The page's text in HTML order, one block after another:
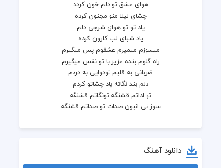
هوای عشق تو دلم خون کرده
چشای لیلا منو مجنون کرده
یاد تو تو هوای شرجی دلم
یاد شبای لب کارون کرده
میسوزم میمیرم عشقوم پس میگیرم
راه گلوم بنده عزیز با تو نفس میگیرم
ضربانی به قلبم تودوایی به دردم
دلم بند نگاته یاد چشاتو کردم
تو اداتم قشنگه تونگاتم قشنگه
سوز نی انبون صدات تو صداتم قشنگه
دانلود آهنگ